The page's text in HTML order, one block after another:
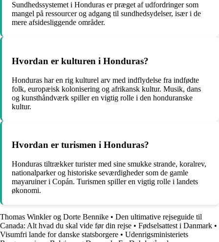
Sundhedssystemet i Honduras er præget af udfordringer som
mangel på ressourcer og adgang til sundhedsydelser, især i de
mere afsidesliggende områder.
Hvordan er kulturen i Honduras?
Honduras har en rig kulturel arv med indflydelse fra indfødte
folk, europæisk kolonisering og afrikansk kultur. Musik, dans
og kunsthåndværk spiller en vigtig rolle i den honduranske
kultur.
Hvordan er turismen i Honduras?
Honduras tiltrækker turister med sine smukke strande, koralrev,
nationalparker og historiske seværdigheder som de gamle
mayaruiner i Copán. Turismen spiller en vigtig rolle i landets
økonomi.
Thomas Winkler og Dorte Bennike • Den ultimative rejseguide til
Canada: Alt hvad du skal vide før din rejse • Fødselsattest i Danmark •
Visumfri lande for danske statsborgere • Udenrigsministeriets